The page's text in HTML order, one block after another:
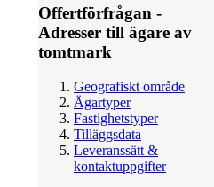
Offertförfrågan -
Adresser till ägare av
tomtmark
Geografiskt område
Ägartyper
Fastighetstyper
Tilläggsdata
Leveranssätt &
kontaktuppgifter